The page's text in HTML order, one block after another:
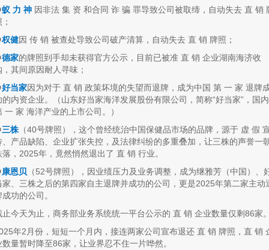
蚁 力 神因非法 集 资 和合同 诈 骗 罪导致公司被取缔，自动失去 直 销
权健因 传 销 被查处导致公司破产清算，自动失去 直 销 牌照；
德家的牌照到手却未获得官方公示，目前已被准 直 销 企业湖南海济收
，其间原因耐人寻味；
好当家因为对于 直 销 政策坏境的失望而退牌，成为中国 第 一 家 退牌
的内资企业。（山东好当家海洋发展股份有限公司，简称“好当家”，国内
一 家 海洋产业的上市公司。）
三株（40号牌照），这个曾经统治中国保健品市场的品牌，源于 虚 假
、产品缺陷、企业扩张失控，及法律纠纷的多重叠加，让三株的声誉一
落，2025年，竟然悄然退出了 直 销 行业。
康恩贝 （52号牌照），因业绩压力及业务调整，成为继雅芳（中国）、
家、三株之后的第四家自主退牌并成功的公司，更是2025年第二家主动
功的公司。
止今天为止，商务部业务系统统一平台公示的 直 销 企业数量仅剩86家
年2月份，短短一个月内，接连两家公司宣布退还 直 销 牌照，直 销
数量暂时降至86家，让业界忍不住一片哗然。